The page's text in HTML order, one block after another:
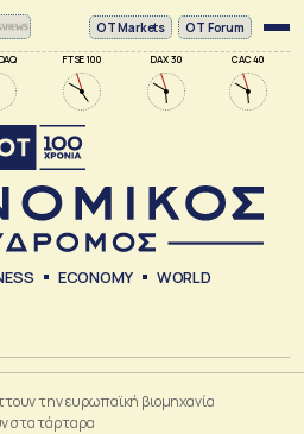
FTSE 100 DAX 30 CAC 40
ΟΤ Markets OT Forum
ECONOMY WORLD
την ευρωπαϊκή βιομηχανία
στα τάρταρα